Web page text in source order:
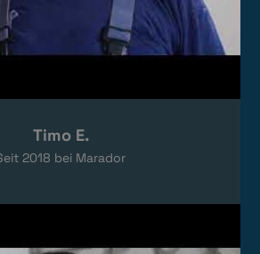
Timo E.
2018 bei Marador